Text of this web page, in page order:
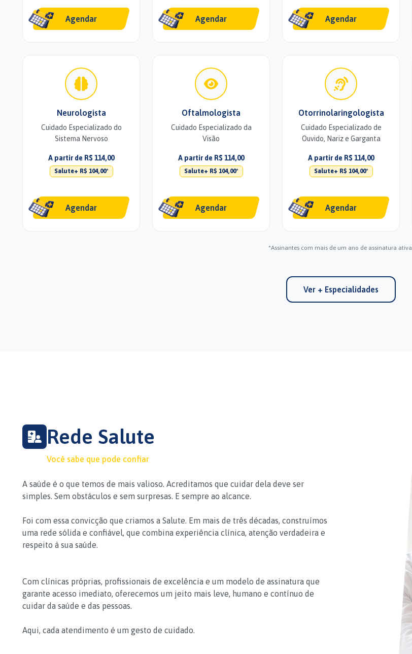
Agendar Agendar Agendar
Neurologista
Cuidado Especializado do
Sistema Nervoso
A partir de R$ 114,00
Salute+ R$ 104,00*
Agendar
Oftalmologista
Cuidado Especializado da
Visão
A partir de R$ 114,00
Salute+ R$ 104,00*
Agendar
Otorrinolaringologista
Cuidado Especializado de
Ouvido, Nariz e Garganta
A partir de R$ 114,00
Salute+ R$ 104,00*
Agendar
*Assinantes com mais de um ano de assinatura ativa.
Ver + Especialidades
Rede Salute
Você sabe que pode confiar
A saúde é o que temos de mais valioso. Acreditamos que cuidar dela deve ser
simples. Sem obstáculos e sem surpresas. E sempre ao alcance.
Foi com essa convicção que criamos a Salute. Em mais de três décadas, construímos
uma rede sólida e confiável, que combina experiência clínica, atenção verdadeira e
respeito à sua saúde.
Com clínicas próprias, profissionais de excelência e um modelo de assinatura que
garante acesso imediato, oferecemos um jeito mais leve, humano e contínuo de
cuidar da saúde e das pessoas.
Aqui, cada atendimento é um gesto de cuidado.